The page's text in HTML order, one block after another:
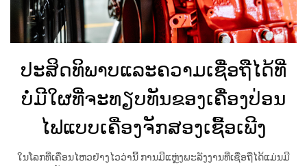
ປະສິດທິພາບແລະຄວາມເຊື່ອຖືໄດ້ທີ່
ບໍ່ມີໃຜທີ່ຈະທຽບທັນຂອງເຄື່ອງປ່ອນ
ໄຟແບບເຄື່ອງຈັກສອງເຊື້ອເພີງ
ໃນໂລກທີ່ເຄື່ອນໄຫວຢ່າງໄວວ່ານີ້ ການມີແຫຼ່ງພະລັງງານທີ່ເຊື່ອຖືໄດ້ແມ່ນມີ